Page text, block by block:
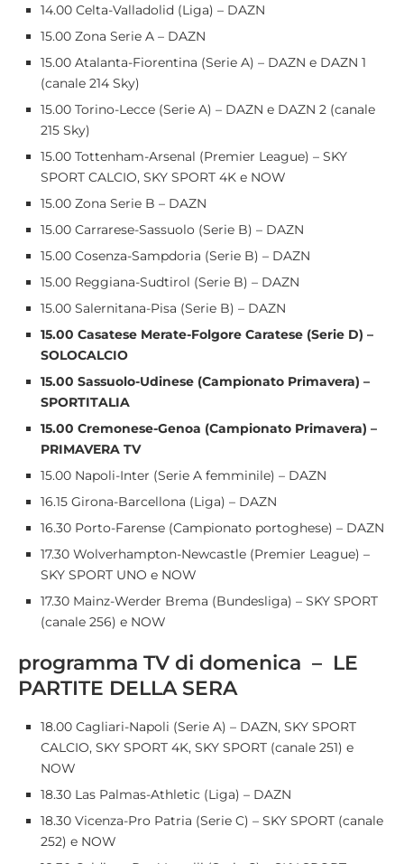
14.00 Celta-Valladolid (Liga) – DAZN
15.00 Zona Serie A – DAZN
15.00 Atalanta-Fiorentina (Serie A) – DAZN e DAZN 1
(canale 214 Sky)
15.00 Torino-Lecce (Serie A) – DAZN e DAZN 2 (canale
215 Sky)
15.00 Tottenham-Arsenal (Premier League) – SKY
SPORT CALCIO, SKY SPORT 4K e NOW
15.00 Zona Serie B – DAZN
15.00 Carrarese-Sassuolo (Serie B) – DAZN
15.00 Cosenza-Sampdoria (Serie B) – DAZN
15.00 Reggiana-Sudtirol (Serie B) – DAZN
15.00 Salernitana-Pisa (Serie B) – DAZN
15.00 Casatese Merate-Folgore Caratese (Serie D) –
SOLOCALCIO
15.00 Sassuolo-Udinese (Campionato Primavera) –
SPORTITALIA
15.00 Cremonese-Genoa (Campionato Primavera) –
PRIMAVERA TV
15.00 Napoli-Inter (Serie A femminile) – DAZN
16.15 Girona-Barcellona (Liga) – DAZN
16.30 Porto-Farense (Campionato portoghese) – DAZN
17.30 Wolverhampton-Newcastle (Premier League) –
SKY SPORT UNO e NOW
17.30 Mainz-Werder Brema (Bundesliga) – SKY SPORT
(canale 256) e NOW
programma TV di domenica – LE
PARTITE DELLA SERA
18.00 Cagliari-Napoli (Serie A) – DAZN, SKY SPORT
CALCIO, SKY SPORT 4K, SKY SPORT (canale 251) e
NOW
18.30 Las Palmas-Athletic (Liga) – DAZN
18.30 Vicenza-Pro Patria (Serie C) – SKY SPORT (canale
252) e NOW